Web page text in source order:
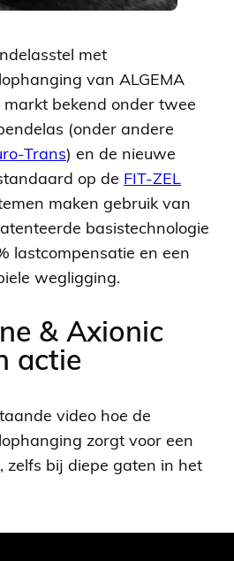
met
van ALGEMA
markt bekend onder twee
(onder andere
Trans) en de nieuwe
op de FIT-ZEL
maken gebruik van
basistechnologie
lastcompensatie en een
wegligging.
& Axionic
actie
video hoe de
zorgt voor een
zelfs bij diepe gaten in het